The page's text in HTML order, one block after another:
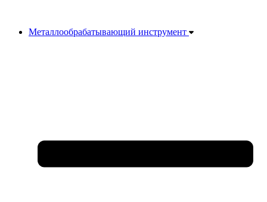
Металлообрабатывающий инструмент